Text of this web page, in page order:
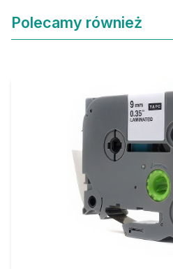
Polecamy również